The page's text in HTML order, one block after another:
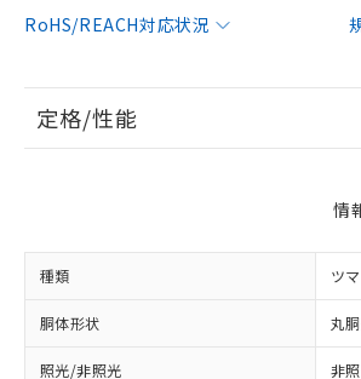
RoHS/REACH対応状況
定格/性能
情
種類 ツ
胴体形状 丸
照光/非照光 非